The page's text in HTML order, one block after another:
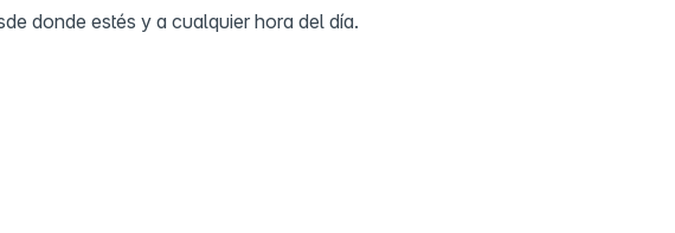
donde estés y a cualquier hora del día.